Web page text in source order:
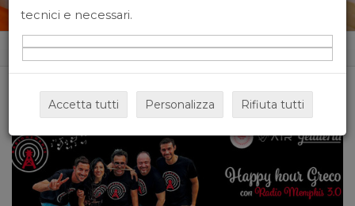
Home News&events
tecnici e necessari.
Accetta tutti Personalizza Rifiuta tutti